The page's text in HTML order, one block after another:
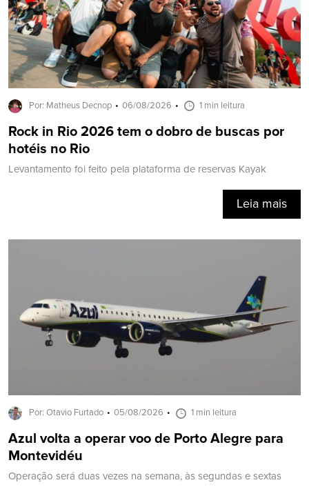
Por: Matheus Decnop 06/08/2026 1 min leitura
Rock in Rio 2026 tem o dobro de buscas por
hotéis no Rio
Levantamento foi feito pela plataforma de reservas Kayak
Leia mais
Por: Otavio Furtado 05/08/2026 1 min leitura
Azul volta a operar voo de Porto Alegre para
Montevidéu
Operação será duas vezes na semana, às segundas e sextas